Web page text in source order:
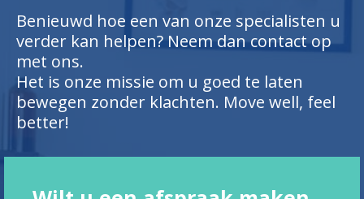
Benieuwd hoe een van onze specialisten u
verder kan helpen? Neem dan contact op
met ons.
Het is onze missie om u goed te laten
bewegen zonder klachten. Move well, feel
better!